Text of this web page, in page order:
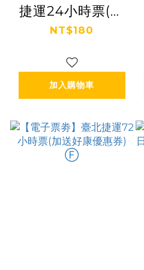
捷運24小時票(加
送好康優惠券) Ⓕ
NT$180
加入購物車